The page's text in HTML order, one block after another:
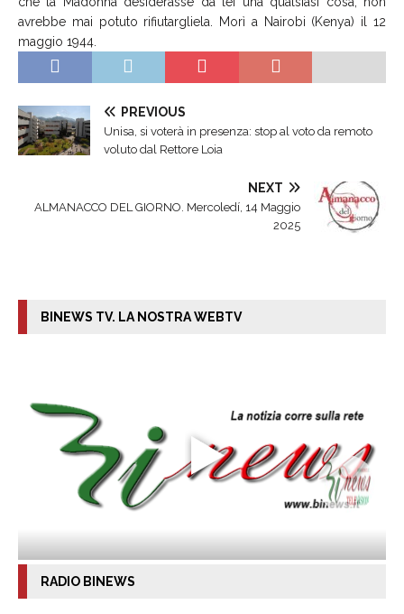
avrebbe mai potuto rifiutargliela. Morì a Nairobi (Kenya) il 12
maggio 1944.
PREVIOUS
Unisa, si voterà in presenza: stop al voto da remoto
voluto dal Rettore Loia
NEXT
ALMANACCO DEL GIORNO. Mercoledí, 14 Maggio
2025
BINEWS TV. LA NOSTRA WEBTV
RADIO BINEWS